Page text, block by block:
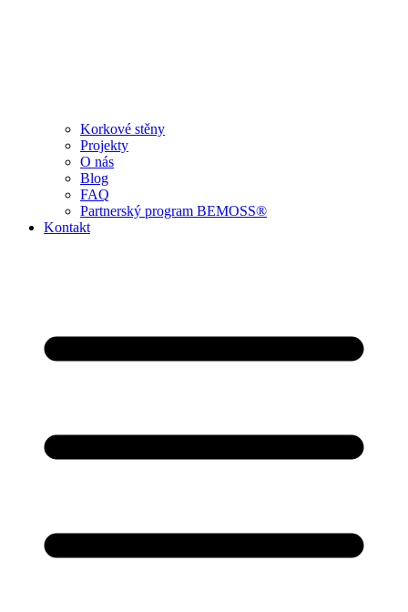
Korkové stěny
Projekty
O nás
Blog
FAQ
Partnerský program BEMOSS®
Kontakt